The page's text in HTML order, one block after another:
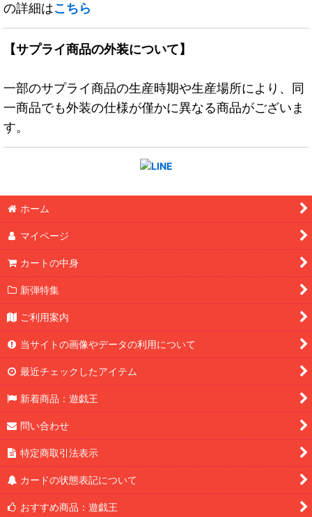
の詳細はこちら
【サプライ商品の外装について】
一部のサプライ商品の生産時期や生産場所により、同
一商品でも外装の仕様が僅かに異なる商品がございま
す。
ホーム
マイページ
カートの中身
新弾特集
ご利用案内
当サイトの画像やデータの利用について
最近チェックしたアイテム
新着商品：遊戯王
問い合わせ
特定商取引法表示
カードの状態表記について
おすすめ商品：遊戯王